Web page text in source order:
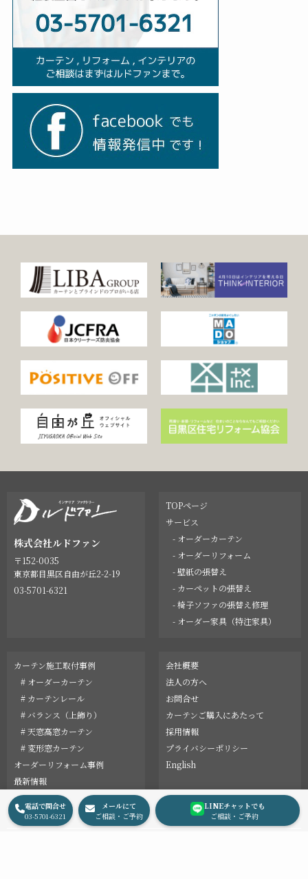
株式会社ルドファン
〒152-0035
東京都目黒区自由が丘2-2-19
03-5701-6321
TOPページ
サービス
- オーダーカーテン
- オーダーリフォーム
- 壁紙の張替え
- カーペットの張替え
- 椅子ソファの張替え修理
- オーダー家具（特注家具）
カーテン施工取付事例
# オーダーカーテン
# カーテンレール
# バランス（上飾り）
# 天窓高窓カーテン
# 変形窓カーテン
オーダーリフォーム事例
最新情報
コラム
会社概要
法人の方へ
お問合せ
カーテンご購入にあたって
採用情報
プライバシーポリシー
English
電話で問合せ
03-5701-6321
メールにて
ご相談・ご予約
LINEチャットでも
ご相談・ご予約